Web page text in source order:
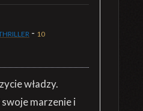
- 10
władzy.
marzenie i